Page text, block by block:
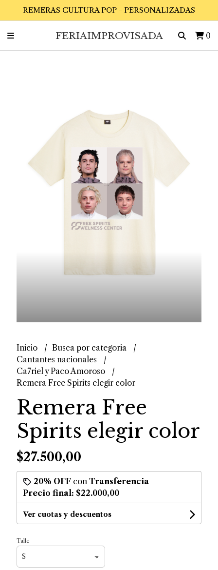
REMERAS CULTURA POP - PERSONALIZADAS
FERIAIMPROVISADA 0
Inicio
Busca por categoria
Cantantes nacionales
Ca7riel y Paco Amoroso
Remera Free Spirits elegir color
Remera Free
Spirits elegir color
$27.500,00
20% OFFcon Transferencia
Precio final: $22.000,00
Ver cuotas y descuentos
Talle